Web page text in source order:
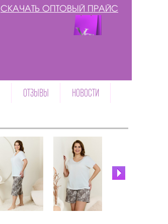
СКАЧАТЬ ОПТОВЫЙ ПРАЙС
ОТЗЫВЫ НОВОСТИ